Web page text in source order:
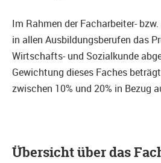
Im Rahmen der Facharbeiter-
in allen Ausbildungsberufen das
Wirtschafts- und Sozialkunde
Gewichtung dieses Faches
zwischen 10% und 20% in Bezug
Übersicht über das